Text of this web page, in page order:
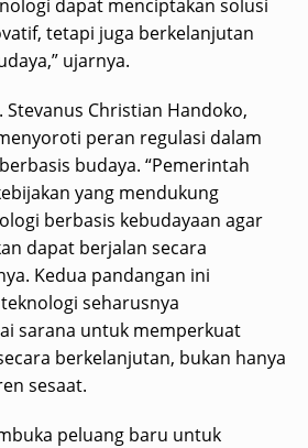
dapat menciptakan solusi
tetapi juga berkelanjutan
ujarnya.
Stevanus Christian Handoko,
peran regulasi dalam
budaya. “Pemerintah
yang mendukung
berbasis kebudayaan agar
dapat berjalan secara
Kedua pandangan ini
seharusnya
sarana untuk memperkuat
berkelanjutan, bukan hanya
sesaat.
peluang baru untuk